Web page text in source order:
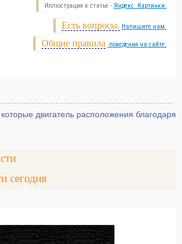
Иллюстрация к статье - Яндекс. Картинки.
Есть вопросы. Напишите нам.
Общие правила поведения на сайте.
двигатель расположения благодаря
сегодня